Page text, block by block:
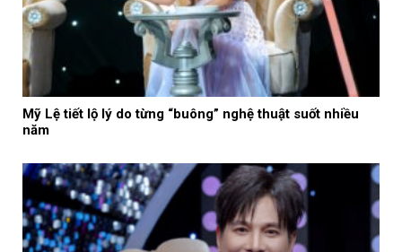
Mỹ Lệ tiết lộ lý do từng “buông” nghệ thuật suốt nhiều
năm